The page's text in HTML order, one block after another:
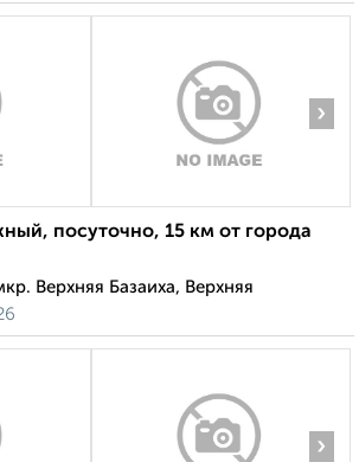
›
посуточно, 15 км от города
Верхняя Базаиха, Верхняя
›